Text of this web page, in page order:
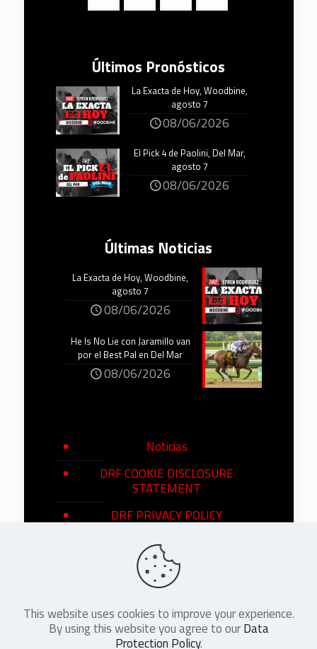
Últimos Pronósticos
La Exacta de Hoy, Woodbine,
agosto 7
08/06/2026
El Pick 4 de Paolini, Del Mar,
agosto 7
08/06/2026
Últimas Noticias
La Exacta de Hoy, Woodbine,
agosto 7
08/06/2026
He Is No Lie con Jaramillo van
por el Best Pal en Del Mar
08/06/2026
Noticias
DRF COOKIE DISCLOSURE
STATEMENT
DRF PRIVACY POLICY
©2026DRF en Español. All Rights
Reserved
This website uses cookies to improve your experience.
By using this website you agree to ourData
Protection Policy.